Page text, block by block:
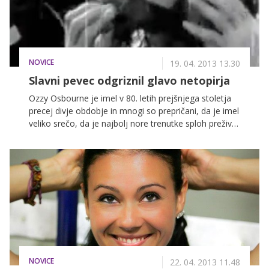
NOVICE 19. 04. 2013 13.30
Slavni pevec odgriznil glavo netopirja
Ozzy Osbourne je imel v 80. letih prejšnjega stoletja
precej divje obdobje in mnogi so prepričani, da je imel
veliko srečo, da je najbolj nore trenutke sploh preživel.
netopirju, vse, kar je počel, je pripeljal do skrajne
točke. Tukaj je nekaj najbolj neverjetnih norosti
slavnega glasbenika.
NOVICE 22. 04. 2013 11.48